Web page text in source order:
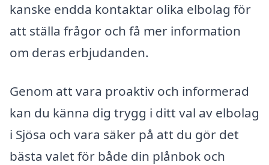
kanske endda kontaktar olika elbolag för
att ställa frågor och få mer information
om deras erbjudanden.
Genom att vara proaktiv och informerad
kan du känna dig trygg i ditt val av elbolag
i Sjösa och vara säker på att du gör det
bästa valet för både din plånbok och